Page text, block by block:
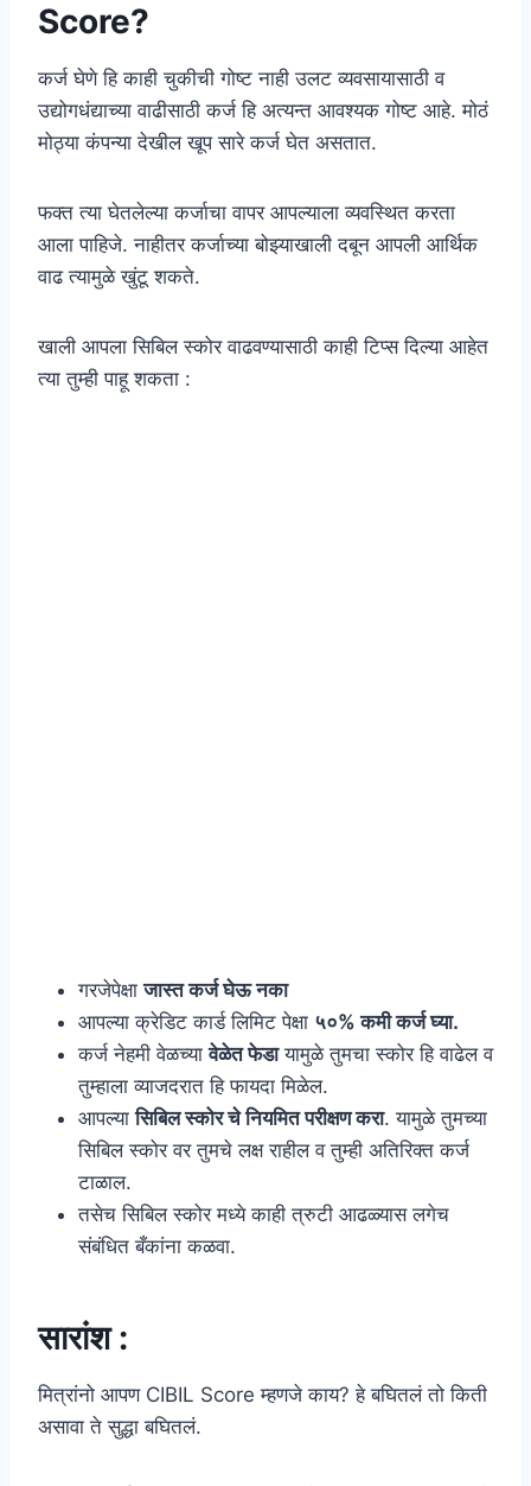
Score?
कर्ज घेणे हि काही चुकीची गोष्ट नाही उलट व्यवसायासाठी व
उद्योगधंद्याच्या वाढीसाठी कर्ज हि अत्यन्त आवश्यक गोष्ट आहे. मोठं
मोठ्या कंपन्या देखील खूप सारे कर्ज घेत असतात.
फक्त त्या घेतलेल्या कर्जाचा वापर आपल्याला व्यवस्थित करता
आला पाहिजे. नाहीतर कर्जाच्या बोझ्याखाली दबून आपली आर्थिक
वाढ त्यामुळे खुंटू शकते.
खाली आपला सिबिल स्कोर वाढवण्यासाठी काही टिप्स दिल्या आहेत
त्या तुम्ही पाहू शकता :
गरजेपेक्षाजास्त कर्ज घेऊ नका
आपल्या क्रेडिट कार्ड लिमिट पेक्षा ५०% कमी कर्ज घ्या.
कर्ज नेहमी वेळच्यावेळेत फेडायामुळे तुमचा स्कोर हि वाढेल व
तुम्हाला व्याजदरात हि फायदा मिळेल.
आपल्यासिबिल स्कोर चे नियमित परीक्षण करा. यामुळे तुमच्या
सिबिल स्कोर वर तुमचे लक्ष राहील व तुम्ही अतिरिक्त कर्ज
टाळाल.
तसेच सिबिल स्कोर मध्ये काही त्रुटी आढळ्यास लगेच
संबंधित बँकांना कळवा.
सारांश :
मित्रांनो आपण CIBIL Score म्हणजे काय? हे बघितलं तो किती
असावा ते सुद्धा बघितलं.